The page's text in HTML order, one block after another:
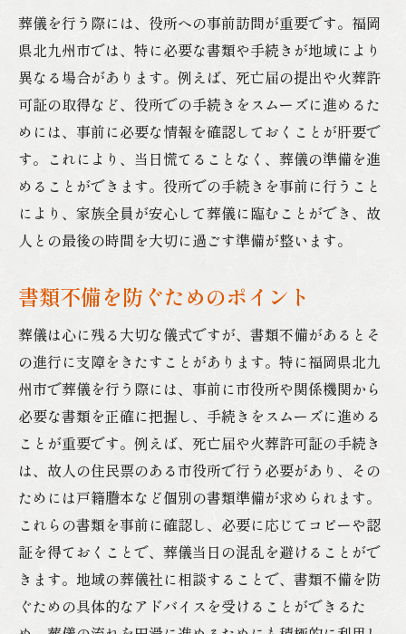
葬儀を行う際には、役所への事前訪問が重要です。福岡
県北九州市では、特に必要な書類や手続きが地域により
異なる場合があります。例えば、死亡届の提出や火葬許
可証の取得など、役所での手続きをスムーズに進めるた
めには、事前に必要な情報を確認しておくことが肝要で
す。これにより、当日慌てることなく、葬儀の準備を進
めることができます。役所での手続きを事前に行うこと
により、家族全員が安心して葬儀に臨むことができ、故
人との最後の時間を大切に過ごす準備が整います。
書類不備を防ぐためのポイント
葬儀は心に残る大切な儀式ですが、書類不備があるとそ
の進行に支障をきたすことがあります。特に福岡県北九
州市で葬儀を行う際には、事前に市役所や関係機関から
必要な書類を正確に把握し、手続きをスムーズに進める
ことが重要です。例えば、死亡届や火葬許可証の手続き
は、故人の住民票のある市役所で行う必要があり、その
ためには戸籍謄本など個別の書類準備が求められます。
これらの書類を事前に確認し、必要に応じてコピーや認
証を得ておくことで、葬儀当日の混乱を避けることがで
きます。地域の葬儀社に相談することで、書類不備を防
ぐための具体的なアドバイスを受けることができるた